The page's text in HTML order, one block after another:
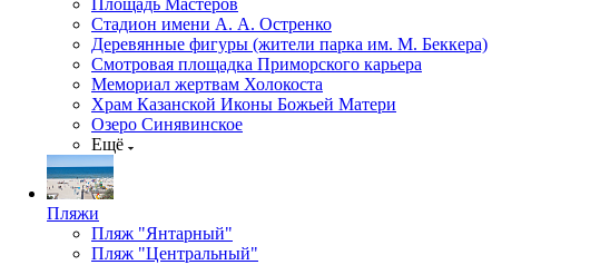
Площадь Мастеров
Стадион имени А. А. Остренко
Деревянные фигуры (жители парка им. М. Беккера)
Смотровая площадка Приморского карьера
Мемориал жертвам Холокоста
Храм Казанской Иконы Божьей Матери
Озеро Синявинское
Ещё
Пляжи
Пляж "Янтарный"
Пляж "Центральный"